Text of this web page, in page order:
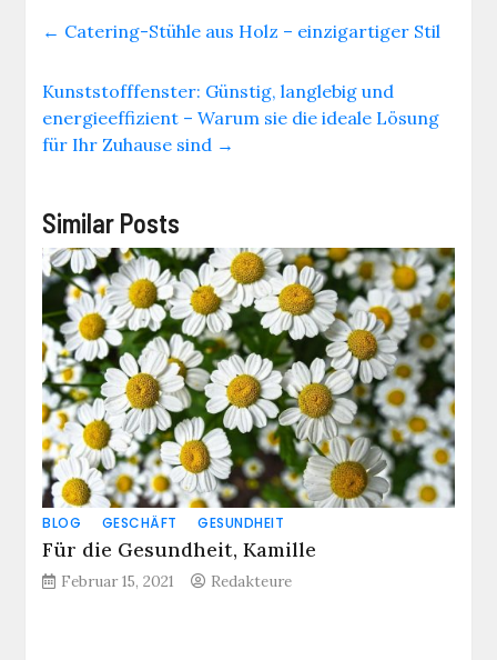
← Catering-Stühle aus Holz – einzigartiger Stil
Kunststofffenster: Günstig, langlebig und
energieeffizient – Warum sie die ideale Lösung
für Ihr Zuhause sind →
Similar Posts
BLOG GESCHÄFT GESUNDHEIT
Für die Gesundheit, Kamille
Februar 15, 2021 Redakteure